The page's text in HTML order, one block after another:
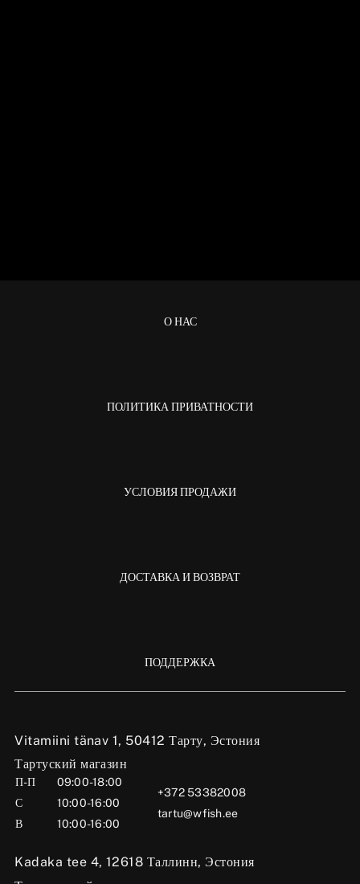
Vitamiini tänav 1, 50412 Тарту, Эстония
Тартуский магазин
П-П
09:00-18:00
С
10:00-16:00
В
10:00-16:00
+372 53382008
tartu@wfish.ee
Kadaka tee 4, 12618 Таллинн, Эстония
О НАС
ПОЛИТИКА ПРИВАТНОСТИ
УСЛОВИЯ ПРОДАЖИ
ДОСТАВКА И ВОЗВРАТ
ПОДДЕРЖКА